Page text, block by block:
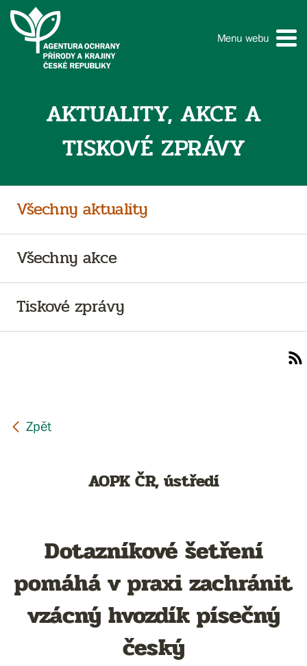
Menu webu
AKTUALITY, AKCE A
TISKOVÉ ZPRÁVY
Všechny aktuality
Všechny akce
Tiskové zprávy
AOPK ČR, ústředí
Dotazníkové šetření
pomáhá v praxi zachránit
vzácný hvozdík písečný
český